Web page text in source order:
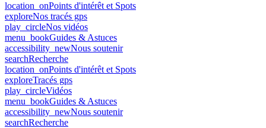
location_onPoints d'intérêt et Spots
exploreNos tracés gps
play_circleNos vidéos
menu_bookGuides & Astuces
accessibility_newNous soutenir
searchRecherche
location_onPoints d'intérêt et Spots
exploreTracés gps
play_circleVidéos
menu_bookGuides & Astuces
accessibility_newNous soutenir
searchRecherche